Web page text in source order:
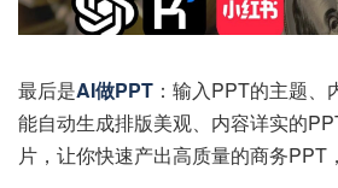
最后是AI做PPT ：输入PPT的主题
能自动生成排版美观、内容详实的
片，让你快速产出高质量的商务PPT